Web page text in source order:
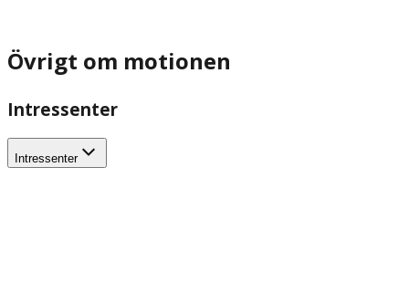
Övrigt om motionen
Intressenter
Intressenter